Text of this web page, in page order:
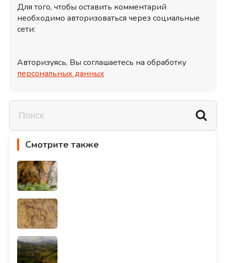
Для того, чтобы оставить комментарий
необходимо авторизоваться через социальные
сети:
Авторизуясь, Вы соглашаетесь на обработку
персональных данных
Смотрите также